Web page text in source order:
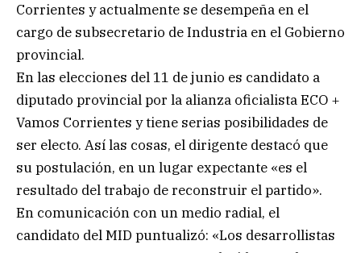
Corrientes y actualmente se desempeña en el
cargo de subsecretario de Industria en el Gobierno
provincial.
En las elecciones del 11 de junio es candidato a
diputado provincial por la alianza oficialista ECO +
Vamos Corrientes y tiene serias posibilidades de
ser electo. Así las cosas, el dirigente destacó que
su postulación, en un lugar expectante «es el
resultado del trabajo de reconstruir el partido».
En comunicación con un medio radial, el
candidato del MID puntualizó: «Los desarrollistas